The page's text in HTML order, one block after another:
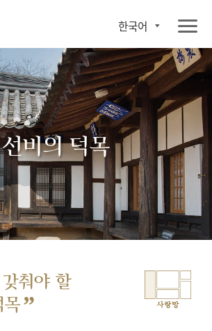
한국어
선비의 덕목
춰야 할
목” 사랑방